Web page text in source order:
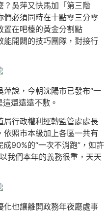
？吳萍又快馬加「第三階
們必須同時在十點零三分零
置在吧檯的黃金分割點
能開闢的技巧團隊，對接行
說，今朝沈陽市已發布“一
還遠遠不敷。
局行政權利運轉監管處處長
依照市本級加上各區一共有
90%的“一次不消跑”，如許
我們本年的義務很重，天天
化也讓離開政務年夜廳處事